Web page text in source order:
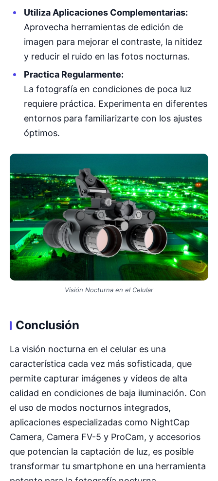
Utiliza Aplicaciones Complementarias:
Aprovecha herramientas de edición de
imagen para mejorar el contraste, la nitidez
y reducir el ruido en las fotos nocturnas.
Practica Regularmente:
La fotografía en condiciones de poca luz
requiere práctica. Experimenta en diferentes
entornos para familiarizarte con los ajustes
óptimos.
Visión Nocturna en el Celular
Conclusión
La visión nocturna en el celular es una
característica cada vez más sofisticada, que
permite capturar imágenes y vídeos de alta
calidad en condiciones de baja iluminación. Con
el uso de modos nocturnos integrados,
aplicaciones especializadas como NightCap
Camera, Camera FV-5 y ProCam, y accesorios
que potencian la captación de luz, es posible
transformar tu smartphone en una herramienta